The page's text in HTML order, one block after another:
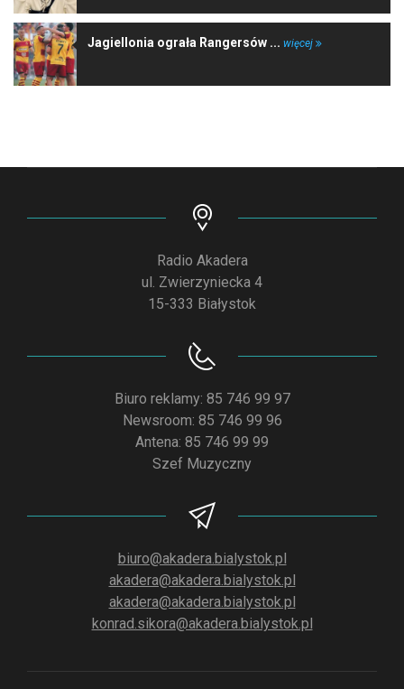
Jagiellonia ograła Rangersów ... więcej
Radio Akadera
ul. Zwierzyniecka 4
15-333 Białystok
Biuro reklamy: 85 746 99 97
Newsroom: 85 746 99 96
Antena: 85 746 99 99
Szef Muzyczny
biuro@akadera.bialystok.pl
akadera@akadera.bialystok.pl
akadera@akadera.bialystok.pl
konrad.sikora@akadera.bialystok.pl